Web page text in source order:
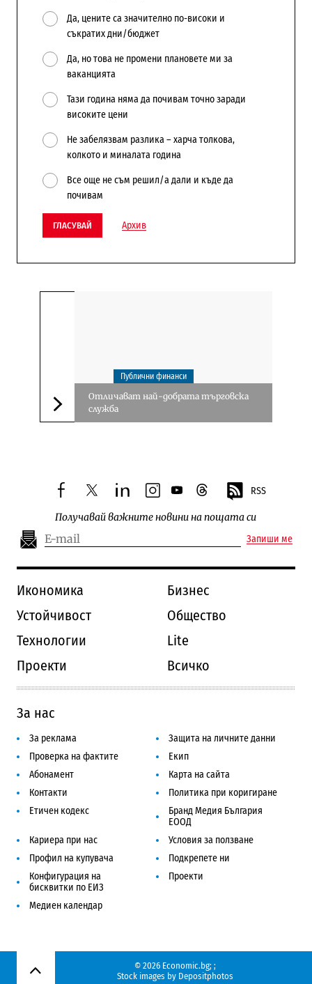
Да, цените са значително по-високи и
съкратих дни/бюджет
Да, но това не промени плановете ми за
ваканцията
Тази година няма да почивам точно заради
високите цени
Не забелязвам разлика – харча толкова,
колкото и миналата година
Все още не съм решил/а дали и къде да
почивам
ГЛАСУВАЙ Архив
Следваща новина
Публични финанси
Отличават най-добрата търговска
служба
facebooktwitterlinkedininstagram
youtubethreads RSS
Получавай важните новини на пощата си
Запиши ме
Икономика
Бизнес
Устойчивост
Общество
Технологии
Lite
Проекти
Всичко
За нас
За реклама
Защита на личните данни
Проверка на фактите
Екип
Абонамент
Карта на сайта
Контакти
Политика при коригиране
Етичен кодекс
Бранд Медия България
ЕООД
Кариера при нас
Условия за ползване
Профил на купувача
Подкрепете ни
Конфигурация на
бисквитки по ЕИЗ
Проекти
Медиен календар
Нагоре
© 2026 Economic.bg; ;
Stock images by Depositphotos